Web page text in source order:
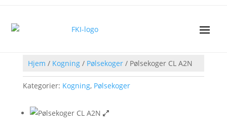
Hjem / Kogning/ Pølsekoger/ Pølsekoger CL A2N
Kategorier: Kogning, Pølsekoger